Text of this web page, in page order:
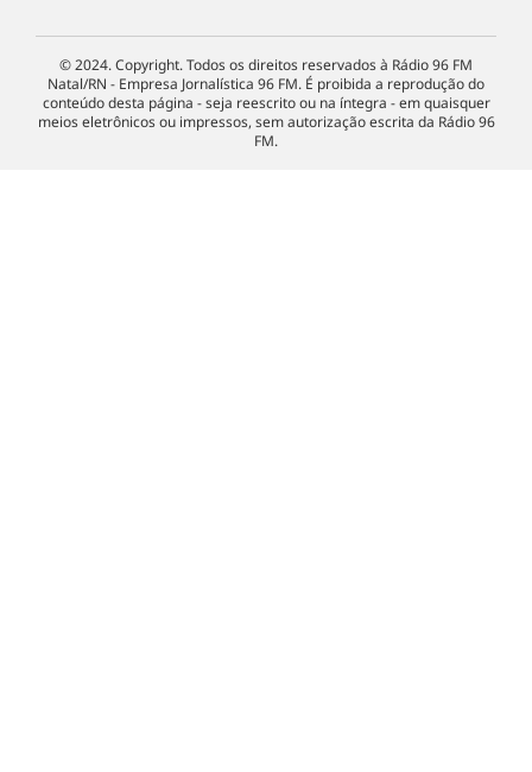
© 2024. Copyright. Todos os direitos reservados à Rádio 96 FM
Natal/RN - Empresa Jornalística 96 FM. É proibida a reprodução do
conteúdo desta página - seja reescrito ou na íntegra - em quaisquer
meios eletrônicos ou impressos, sem autorização escrita da Rádio 96
FM.